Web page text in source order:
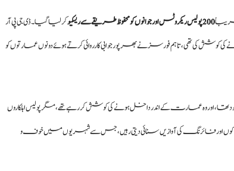
200 پولیس ریکروٹس اور جوانوں کو محفوظ طریقے سے ریسکیو
کر لیا گیا۔ ڈی جی پی آر
کوشش کی تھی، تاہم فورسز نے بھرپور جوابی کارروائی کرتے ہوئے دونوں عمارتوں کو
تھا، اور وہ عمارت کے اندر داخل ہونے کی کوشش کر رہے تھے، مگر پولیس اہلکاروں
اور فائرنگ کی آوازیں سنائی دیتی رہیں، جس سے شہریوں میں خوف و